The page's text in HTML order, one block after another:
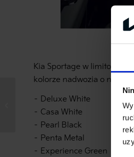
Kia Sportage w
kolorze nadwozia o
– Deluxe White
– Casa White
– Pearl Black
– Penta Metal
– Experience Green
LFA i inne — jakie
systemy kryją się pod
tymi skró...